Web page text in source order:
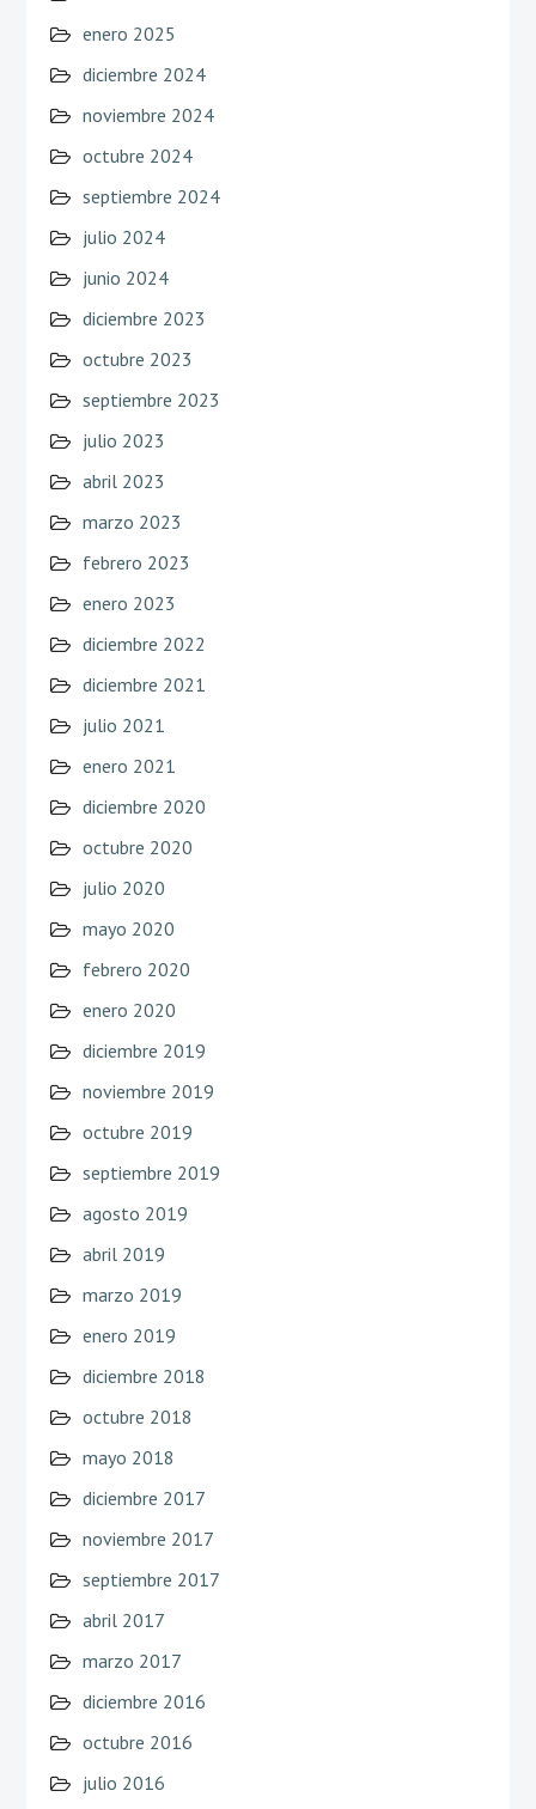
enero 2025
diciembre 2024
noviembre 2024
octubre 2024
septiembre 2024
julio 2024
junio 2024
diciembre 2023
octubre 2023
septiembre 2023
julio 2023
abril 2023
marzo 2023
febrero 2023
enero 2023
diciembre 2022
diciembre 2021
julio 2021
enero 2021
diciembre 2020
octubre 2020
julio 2020
mayo 2020
febrero 2020
enero 2020
diciembre 2019
noviembre 2019
octubre 2019
septiembre 2019
agosto 2019
abril 2019
marzo 2019
enero 2019
diciembre 2018
octubre 2018
mayo 2018
diciembre 2017
noviembre 2017
septiembre 2017
abril 2017
marzo 2017
diciembre 2016
octubre 2016
julio 2016